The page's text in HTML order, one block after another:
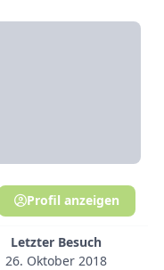
Letzter Besuch
26. Oktober 2018
Profil anzeigen